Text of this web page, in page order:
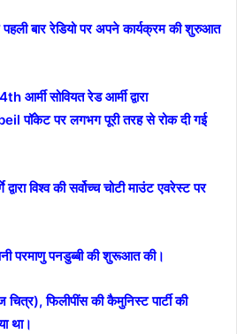
बार रेडियो पर अपने कार्यक्रम की शुरुआत
आर्मी सोवियत रेड आर्मी द्वारा
पॉकेट पर लगभग पूरी तरह से रोक दी गई
विश्व की सर्वोच्च चोटी माउंट एवरेस्ट पर
परमाणु पनडुब्बी की शुरूआत की।
फिलीपींस की कैमुनिस्ट पार्टी की
था।